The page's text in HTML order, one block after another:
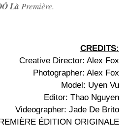
Là Première.
CREDITS:
Creative Director: Alex Fox
Photographer: Alex Fox
Model: Uyen Vu
Editor: Thao Nguyen
Videographer: Jade De Brito
ÉDITION ORIGINALE